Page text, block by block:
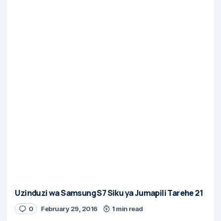
Uzinduzi wa Samsung S7 Siku ya Jumapili Tarehe 21
0 February 29, 2016 1 min read